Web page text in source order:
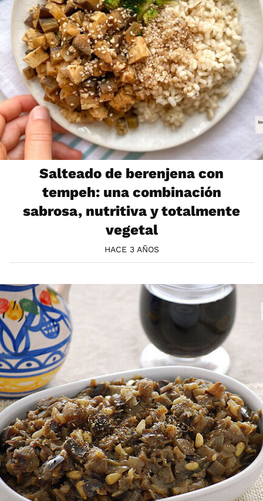
Salteado de berenjena con
tempeh: una combinación
sabrosa, nutritiva y totalmente
vegetal
HACE 3 AÑOS